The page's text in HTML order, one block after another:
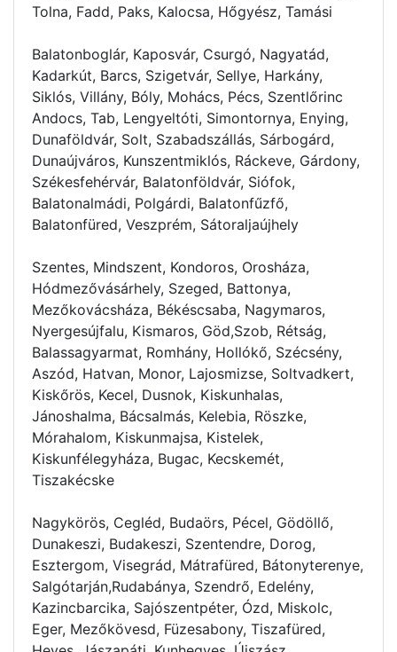
Tolna, Fadd, Paks, Kalocsa, Hőgyész, Tamási
Balatonboglár, Kaposvár, Csurgó, Nagyatád,
Kadarkút, Barcs, Szigetvár, Sellye, Harkány,
Siklós, Villány, Bóly, Mohács, Pécs, Szentlőrinc
Andocs, Tab, Lengyeltóti, Simontornya, Enying,
Dunaföldvár, Solt, Szabadszállás, Sárbogárd,
Dunaújváros, Kunszentmiklós, Ráckeve, Gárdony,
Székesfehérvár, Balatonföldvár, Siófok,
Balatonalmádi, Polgárdi, Balatonfűzfő,
Balatonfüred, Veszprém, Sátoraljaújhely
Szentes, Mindszent, Kondoros, Orosháza,
Hódmezővásárhely, Szeged, Battonya,
Mezőkovácsháza, Békéscsaba, Nagymaros,
Nyergesújfalu, Kismaros, Göd,Szob, Rétság,
Balassagyarmat, Romhány, Hollókő, Szécsény,
Aszód, Hatvan, Monor, Lajosmizse, Soltvadkert,
Kiskőrös, Kecel, Dusnok, Kiskunhalas,
Jánoshalma, Bácsalmás, Kelebia, Röszke,
Mórahalom, Kiskunmajsa, Kistelek,
Kiskunfélegyháza, Bugac, Kecskemét,
Tiszakécske
Nagykörös, Cegléd, Budaörs, Pécel, Gödöllő,
Dunakeszi, Budakeszi, Szentendre, Dorog,
Esztergom, Visegrád, Mátrafüred, Bátonyterenye,
Salgótarján,Rudabánya, Szendrő, Edelény,
Kazincbarcika, Sajószentpéter, Ózd, Miskolc,
Eger, Mezőkövesd, Füzesabony, Tiszafüred,